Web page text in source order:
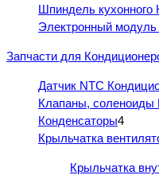
Шпиндель кухонного
Электронный модуль
Запчасти для
Датчик NTC
Клапаны, соленоиды
Конденсаторы4
Крыльчатка
Крыльчатка